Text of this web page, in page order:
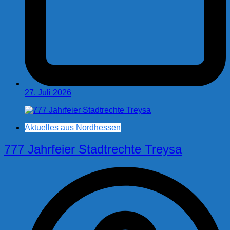
27. Juli 2026
Aktuelles aus Nordhessen
777 Jahrfeier Stadtrechte Treysa